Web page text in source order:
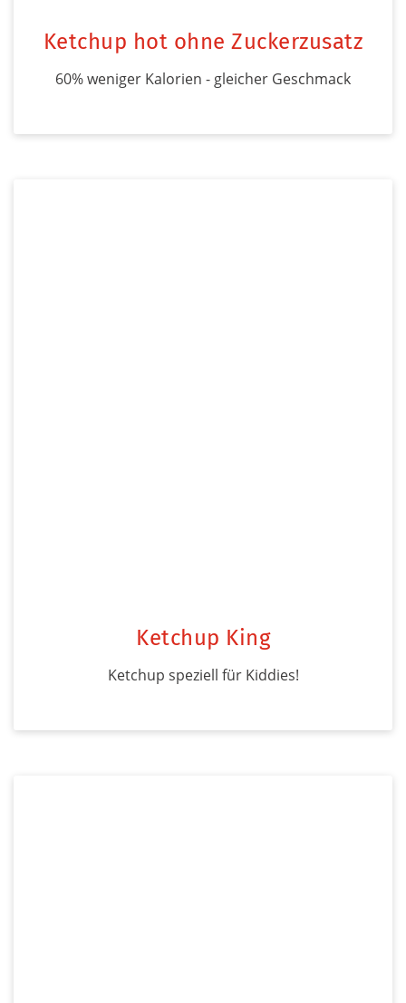
Ketchup hot ohne Zuckerzusatz
60% weniger Kalorien - gleicher Geschmack
Ketchup King
Ketchup speziell für Kiddies!